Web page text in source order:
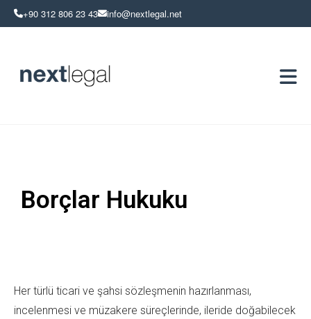
+90 312 806 23 43 info@nextlegal.net
Borçlar Hukuku
Her türlü ticari ve şahsi sözleşmenin hazırlanması,
incelenmesi ve müzakere süreçlerinde, ileride doğabilecek